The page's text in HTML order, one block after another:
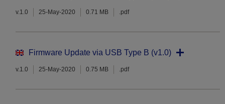
v.1.0 25-May-2020 0.71 MB .pdf
Firmware Update via USB Type B (v1.0)
v.1.0 25-May-2020 0.75 MB .pdf